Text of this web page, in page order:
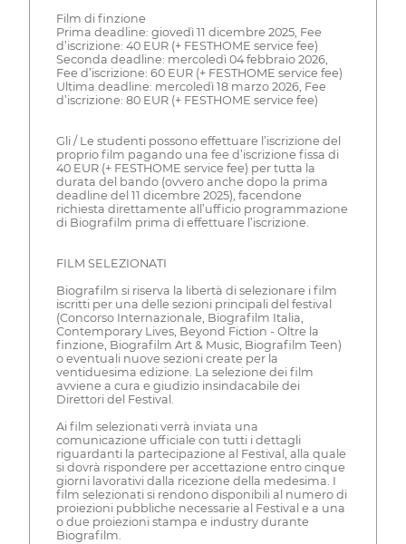
Film di finzione
Prima deadline: giovedì 11 dicembre 2025, Fee
d’iscrizione: 40 EUR (+ FESTHOME service fee)
Seconda deadline: mercoledì 04 febbraio 2026,
Fee d’iscrizione: 60 EUR (+ FESTHOME service fee)
Ultima deadline: mercoledì 18 marzo 2026, Fee
d’iscrizione: 80 EUR (+ FESTHOME service fee)
Gli / Le studenti possono effettuare l’iscrizione del
proprio film pagando una fee d’iscrizione fissa di
40 EUR (+ FESTHOME service fee) per tutta la
durata del bando (ovvero anche dopo la prima
deadline del 11 dicembre 2025), facendone
richiesta direttamente all’ufficio programmazione
di Biografilm prima di effettuare l’iscrizione.
FILM SELEZIONATI
Biografilm si riserva la libertà di selezionare i film
iscritti per una delle sezioni principali del festival
(Concorso Internazionale, Biografilm Italia,
Contemporary Lives, Beyond Fiction - Oltre la
finzione, Biografilm Art & Music, Biografilm Teen)
o eventuali nuove sezioni create per la
ventiduesima edizione. La selezione dei film
avviene a cura e giudizio insindacabile dei
Direttori del Festival.
Ai film selezionati verrà inviata una
comunicazione ufficiale con tutti i dettagli
riguardanti la partecipazione al Festival, alla quale
si dovrà rispondere per accettazione entro cinque
giorni lavorativi dalla ricezione della medesima. I
film selezionati si rendono disponibili al numero di
proiezioni pubbliche necessarie al Festival e a una
o due proiezioni stampa e industry durante
Biografilm.